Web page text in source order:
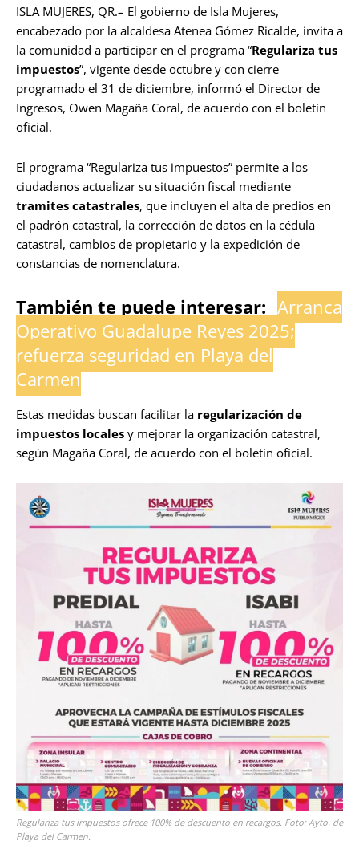
ISLA MUJERES, QR.– El gobierno de Isla Mujeres,
encabezado por la alcaldesa Atenea Gómez Ricalde, invita a
la comunidad a participar en el programa “Regulariza tus
impuestos”, vigente desde octubre y con cierre
programado el 31 de diciembre, informó el Director de
Ingresos, Owen Magaña Coral, de acuerdo con el boletín
oficial.
El programa “Regulariza tus impuestos” permite a los
ciudadanos actualizar su situación fiscal mediante
tramites catastrales, que incluyen el alta de predios en
el padrón catastral, la corrección de datos en la cédula
catastral, cambios de propietario y la expedición de
constancias de nomenclatura.
También te puede interesar: Arranca
Operativo Guadalupe Reyes 2025;
refuerza seguridad en Playa del
Carmen
Estas medidas buscan facilitar la regularización de
impuestos locales y mejorar la organización catastral,
según Magaña Coral, de acuerdo con el boletín oficial.
Regulariza tus impuestos ofrece 100% de descuento en recargos. Foto: Ayto. de
Playa del Carmen.